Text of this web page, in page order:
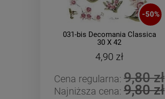
-50%
031-bis Decomania Classica
30 X 42
4,90 zł
Cena regularna: 9,80 zł
Najniższa cena: 9,80 zł